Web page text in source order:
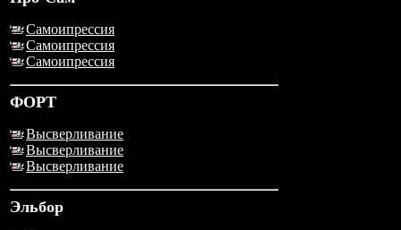
Самоипрессия
Самоипрессия
Самоипрессия
ФОРТ
Высверливание
Высверливание
Высверливание
Эльбор